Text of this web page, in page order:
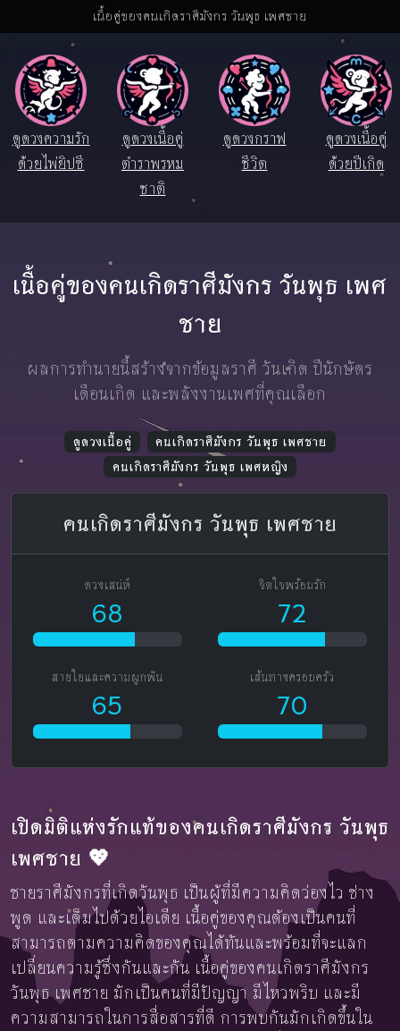
เนื้อคู่ของคนเกิดราศีมังกร วันพุธ เพศชาย
ดูดวงความรัก
ด้วยไพ่ยิปซี
ดูดวงเนื้อคู่
ตำราพรหม
ชาติ
ดูดวงกราฟ
ชีวิต
ดูดวงเนื้อคู่
ด้วยปีเกิด
เนื้อคู่ของคนเกิดราศีมังกร วันพุธ เพศ
ชาย
ผลการทำนายนี้สร้างจากข้อมูลราศี วันเกิด ปีนักษัตร
เดือนเกิด และพลังงานเพศที่คุณเลือก
ดูดวงเนื้อคู่
คนเกิดราศีมังกร วันพุธ เพศชาย
คนเกิดราศีมังกร วันพุธ เพศหญิง
คนเกิดราศีมังกร วันพุธ เพศชาย
ดวงเสน่ห์
68
จิตใจพร้อมรัก
72
สายใยและความผูกพัน
65
เส้นทางครอบครัว
70
เปิดมิติแห่งรักแท้ของคนเกิดราศีมังกร วันพุธ
เพศชาย 💖
ชายราศีมังกรที่เกิดวันพุธ เป็นผู้ที่มีความคิดว่องไว ช่าง
พูด และเต็มไปด้วยไอเดีย เนื้อคู่ของคุณต้องเป็นคนที่
สามารถตามความคิดของคุณได้ทันและพร้อมที่จะแลก
เปลี่ยนความรู้ซึ่งกันและกัน เนื้อคู่ของคนเกิดราศีมังกร
วันพุธ เพศชาย มักเป็นคนที่มีปัญญา มีไหวพริบ และมี
ความสามารถในการสื่อสารที่ดี การพบกันมักเกิดขึ้นใน